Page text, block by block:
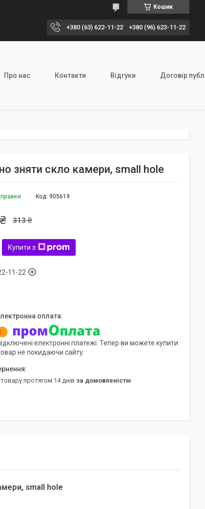
Кошик
+380 (63) 622-11-22 +380 (96) 623-11-22
Про нас Контакти Відгуки Договір
зняти скло камери, small hole
Код: 905619
313 ₴
Купити з
11-22
електронні платежі. Тепер ви можете купити
не покидаючи сайту.
товару протягом 14 днів за домовленістю
small hole